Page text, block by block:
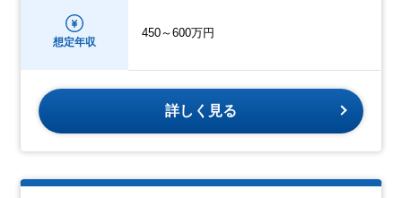
想定年収
450～600万円
詳しく見る